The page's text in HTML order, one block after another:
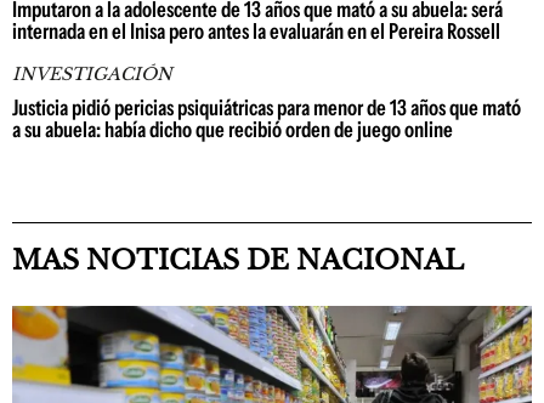
Imputaron a la adolescente de 13 años que mató a su abuela: será
internada en el Inisa pero antes la evaluarán en el Pereira Rossell
INVESTIGACIÓN
Justicia pidió pericias psiquiátricas para menor de 13 años que mató
a su abuela: había dicho que recibió orden de juego online
MAS NOTICIAS DE NACIONAL